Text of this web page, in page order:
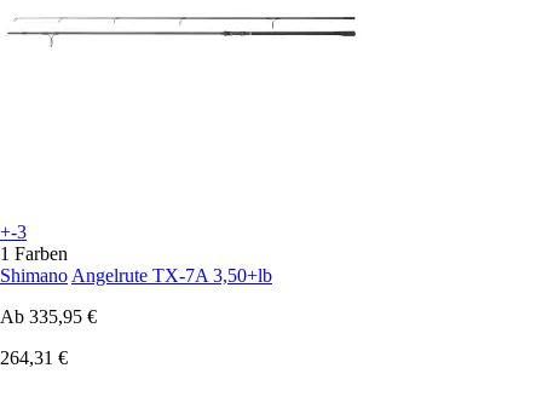
+-3
1 Farben
Shimano Angelrute TX-7A 3,50+lb
Ab 335,95 €
264,31 €